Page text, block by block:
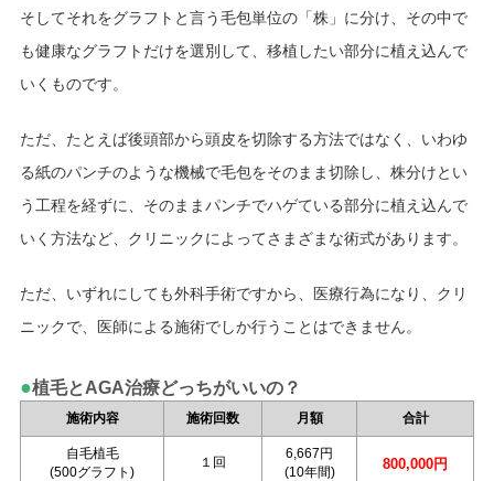
そしてそれをグラフトと言う毛包単位の「株」に分け、その中で
も健康なグラフトだけを選別して、移植したい部分に植え込んで
いくものです。
ただ、たとえば後頭部から頭皮を切除する方法ではなく、いわゆ
る紙のパンチのような機械で毛包をそのまま切除し、株分けとい
う工程を経ずに、そのままパンチでハゲている部分に植え込んで
いく方法など、クリニックによってさまざまな術式があります。
ただ、いずれにしても外科手術ですから、医療行為になり、クリ
ニックで、医師による施術でしか行うことはできません。
●植毛とAGA治療どっちがいいの？
施術内容 施術回数 月額 合計
自毛植毛
(500グラフト)
１回
6,667円
(10年間)
800,000円